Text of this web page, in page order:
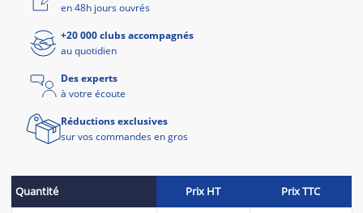
en 48h jours ouvrés
+20 000 clubs accompagnés
au quotidien
Des experts
à votre écoute
Réductions exclusives
sur vos commandes en gros
Quantité Prix HT Prix TTC